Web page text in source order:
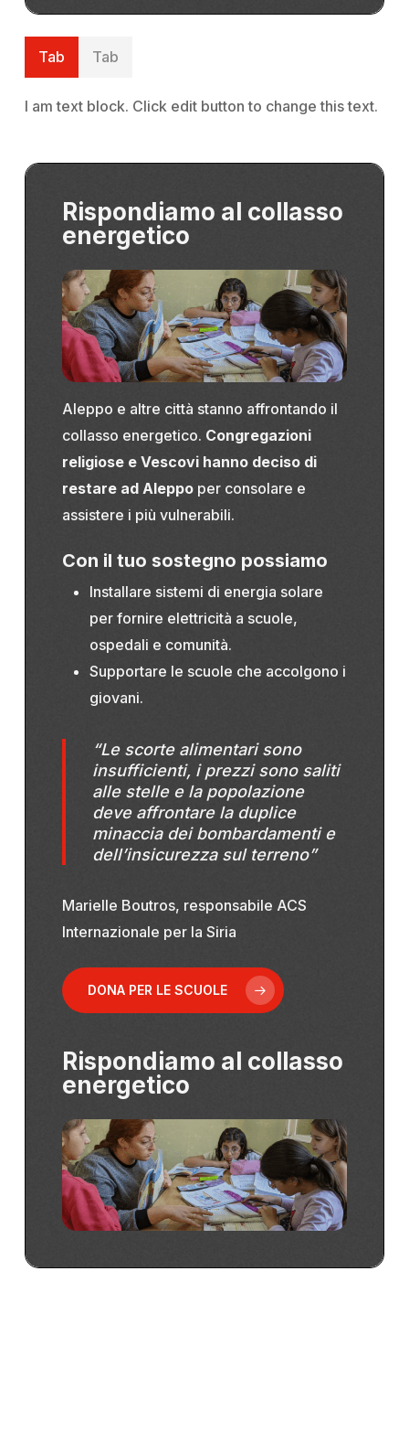
Tab Tab
I am text block. Click edit button to change this text.
Rispondiamo al collasso
energetico
Aleppo e altre città stanno affrontando il
collasso energetico. Congregazioni
religiose e Vescovi hanno deciso di
restare ad Aleppo per consolare e
assistere i più vulnerabili.
Con il tuo sostegno possiamo
Installare sistemi di energia solare
per fornire elettricità a scuole,
ospedali e comunità.
Supportare le scuole che accolgono i
giovani.
“Le scorte alimentari sono
insufficienti, i prezzi sono saliti
alle stelle e la popolazione
deve affrontare la duplice
minaccia dei bombardamenti e
dell’insicurezza sul terreno”
Marielle Boutros, responsabile ACS
Internazionale per la Siria
DONA PER LE SCUOLE
Rispondiamo al collasso
energetico